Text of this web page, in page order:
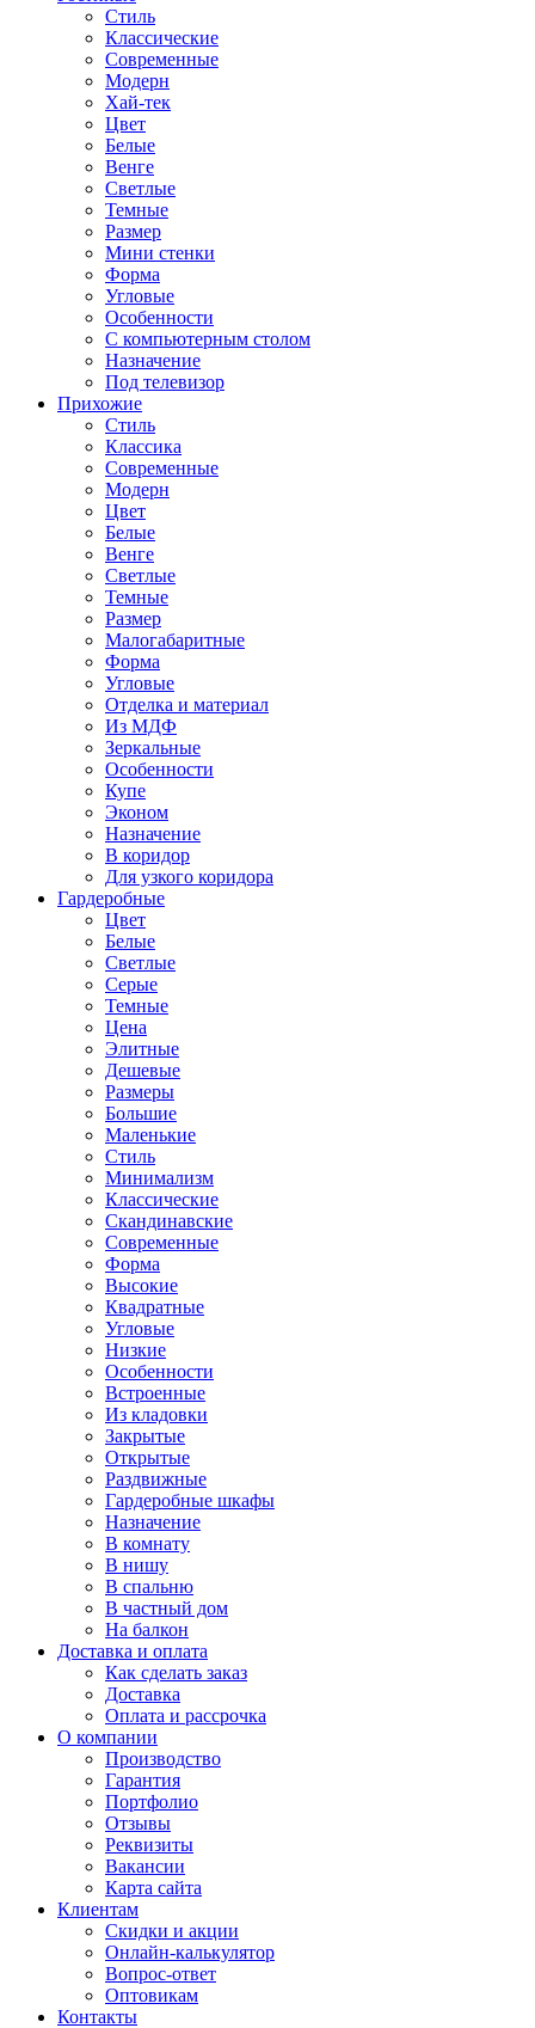
Стиль
Классические
Современные
Модерн
Хай-тек
Цвет
Белые
Венге
Светлые
Темные
Размер
Мини стенки
Форма
Угловые
Особенности
С компьютерным столом
Назначение
Под телевизор
Прихожие
Стиль
Классика
Современные
Модерн
Цвет
Белые
Венге
Светлые
Темные
Размер
Малогабаритные
Форма
Угловые
Отделка и материал
Из МДФ
Зеркальные
Особенности
Купе
Эконом
Назначение
В коридор
Для узкого коридора
Гардеробные
Цвет
Белые
Светлые
Серые
Темные
Цена
Элитные
Дешевые
Размеры
Большие
Маленькие
Стиль
Минимализм
Классические
Скандинавские
Современные
Форма
Высокие
Квадратные
Угловые
Низкие
Особенности
Встроенные
Из кладовки
Закрытые
Открытые
Раздвижные
Гардеробные шкафы
Назначение
В комнату
В нишу
В спальню
В частный дом
На балкон
Доставка и оплата
Как сделать заказ
Доставка
Оплата и рассрочка
О компании
Производство
Гарантия
Портфолио
Отзывы
Реквизиты
Вакансии
Карта сайта
Клиентам
Скидки и акции
Онлайн-калькулятор
Вопрос-ответ
Оптовикам
Контакты